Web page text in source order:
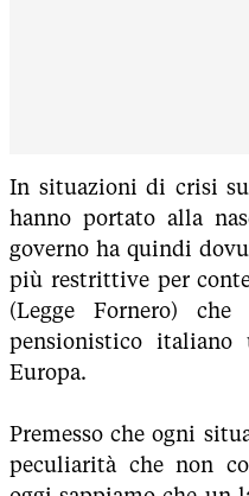
In situazioni di crisi
hanno portato alla
governo ha quindi
più restrittive per
(Legge Fornero)
pensionistico
Europa.
Premesso che ogni
peculiarità che non